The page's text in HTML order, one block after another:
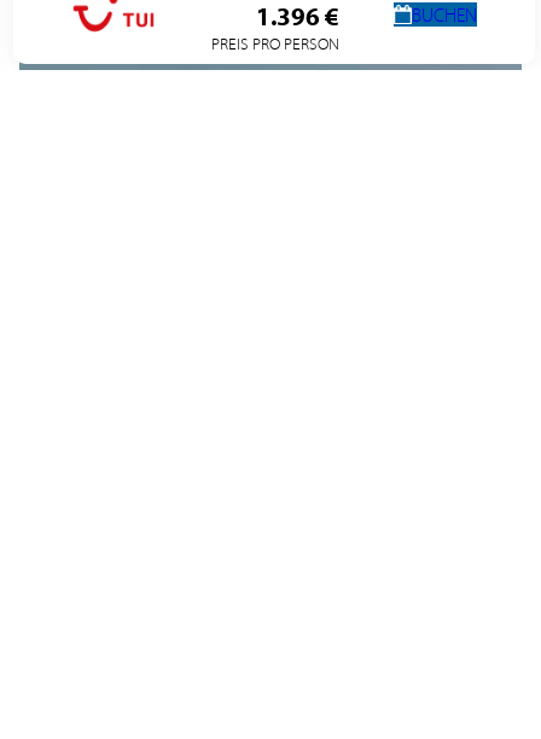
1.396 €
PREIS PRO PERSON
BUCHEN